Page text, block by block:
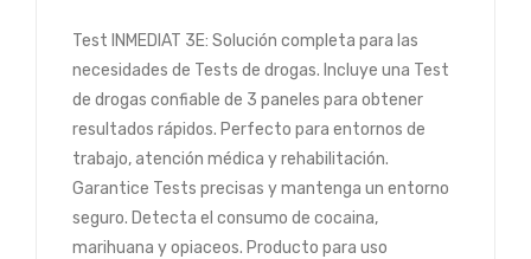
Test INMEDIAT 3E: Solución completa para las
necesidades de Tests de drogas. Incluye una Test
de drogas confiable de 3 paneles para obtener
resultados rápidos. Perfecto para entornos de
trabajo, atención médica y rehabilitación.
Garantice Tests precisas y mantenga un entorno
seguro. Detecta el consumo de cocaina,
marihuana y opiaceos. Producto para uso